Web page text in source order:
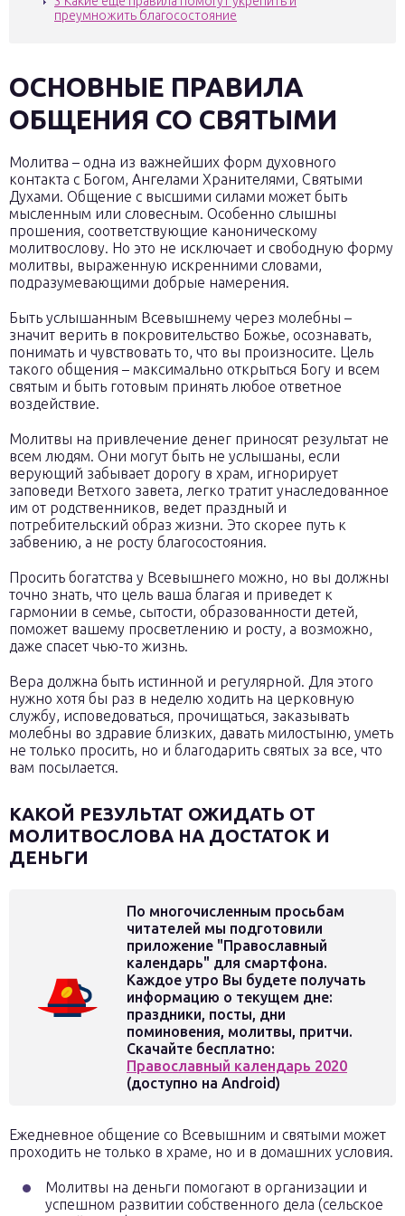
преумножить благосостояние
ОСНОВНЫЕ ПРАВИЛА
ОБЩЕНИЯ СО СВЯТЫМИ
Молитва – одна из важнейших форм духовного
контакта с Богом, Ангелами Хранителями, Святыми
Духами. Общение с высшими силами может быть
мысленным или словесным. Особенно слышны
прошения, соответствующие каноническому
молитвослову. Но это не исключает и свободную форму
молитвы, выраженную искренними словами,
подразумевающими добрые намерения.
Быть услышанным Всевышнему через молебны –
значит верить в покровительство Божье, осознавать,
понимать и чувствовать то, что вы произносите. Цель
такого общения – максимально открыться Богу и всем
святым и быть готовым принять любое ответное
воздействие.
Молитвы на привлечение денег приносят результат не
всем людям. Они могут быть не услышаны, если
верующий забывает дорогу в храм, игнорирует
заповеди Ветхого завета, легко тратит унаследованное
им от родственников, ведет праздный и
потребительский образ жизни. Это скорее путь к
забвению, а не росту благосостояния.
Просить богатства у Всевышнего можно, но вы должны
точно знать, что цель ваша благая и приведет к
гармонии в семье, сытости, образованности детей,
поможет вашему просветлению и росту, а возможно,
даже спасет чью-то жизнь.
Вера должна быть истинной и регулярной. Для этого
нужно хотя бы раз в неделю ходить на церковную
службу, исповедоваться, прочищаться, заказывать
молебны во здравие близких, давать милостыню, уметь
не только просить, но и благодарить святых за все, что
вам посылается.
КАКОЙ РЕЗУЛЬТАТ ОЖИДАТЬ ОТ
МОЛИТВОСЛОВА НА ДОСТАТОК И
ДЕНЬГИ
По многочисленным просьбам
читателей мы подготовили
приложение "Православный
календарь" для смартфона.
Каждое утро Вы будете получать
информацию о текущем дне:
праздники, посты, дни
поминовения, молитвы, притчи.
Скачайте бесплатно:
Православный календарь 2020
(доступно на Android)
Ежедневное общение со Всевышним и святыми может
проходить не только в храме, но и в домашних условия.
Молитвы на деньги помогают в организации и
успешном развитии собственного дела (сельское